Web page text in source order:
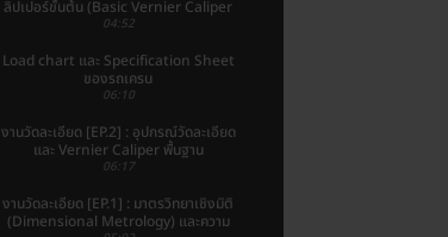
ลิปเปอร์ขั้นต้น (Basic Vernier Caliper
Measurement)
04:52
Load chart และ Specification Sheet
ของรถเครน
06:10
งานวัดละเอียด [EP.2] : อุปกรณ์วัดละเอียด
และ Vernier Caliper พื้นฐาน
06:17
งานวัดละเอียด [EP.1] : มาตรวิทยาเชิงมิติ
(Dimensional Metrology) และความ